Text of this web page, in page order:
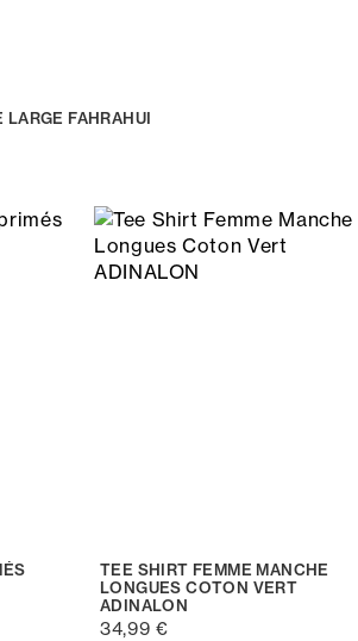
LARGE FAHRAHUI
TEE SHIRT FEMME MANCHE
LONGUES COTON VERT
ADINALON
34,99 €